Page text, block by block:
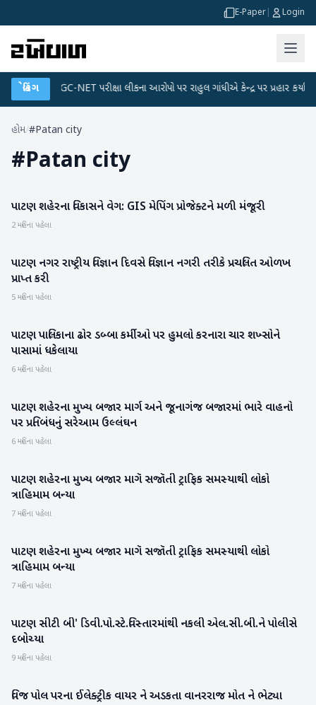
E-Paper Login
બ્રેકિંગ
● UGC-NET પરીક્ષા લીકના આરોપો પર રાહુલ ગાંધીએ કેન્દ્ર પર પ્રહાર કર્યા ●
હોમ/#Patan city
#Patan city
પાટણ
પાટણ શહેરના વિકાસને વેગ: GIS મેપિંગ પ્રોજેક્ટને મળી મંજૂરી
2 મહિના પહેલા
પાટણ
પાટણ નગર રાષ્ટ્રીય વિજ્ઞાન દિવસે વિજ્ઞાન નગરી તરીકે પ્રચલિત ઓળખ
પ્રાપ્ત કરી
5 મહિના પહેલા
પાટણ
પાટણ પાલિકાના ઢોર ડબ્બા કર્મીઓ પર હુમલો કરનારા ચાર શખ્સોને
પાસામાં ધકેલાયા
6 મહિના પહેલા
પાટણ
પાટણ શહેરના મુખ્ય બજાર માર્ગ અને જૂનાગંજ બજારમાં ભારે વાહનો
પર પ્રતિબંધનું સરેઆમ ઉલ્લંઘન
6 મહિના પહેલા
પાટણ
પાટણ શહેરના મુખ્ય બજાર માગૅ સજૉતી ટ્રાફિક સમસ્યાથી લોકો
ત્રાહિમામ બન્યા
7 મહિના પહેલા
પાટણ
પાટણ શહેરના મુખ્ય બજાર માગૅ સજૉતી ટ્રાફિક સમસ્યાથી લોકો
ત્રાહિમામ બન્યા
7 મહિના પહેલા
પાટણ
પાટણ સીટી બી' ડિવી.પો.સ્ટે.વિસ્તારમાંથી નકલી એલ.સી.બી.ને પોલીસે
દબોચ્યા
9 મહિના પહેલા
પાટણ
વિજ પોલ પરના ઈલેક્ટ્રીક વાયર ને અડકતા વાનરરાજ મોત ને ભેટ્યા